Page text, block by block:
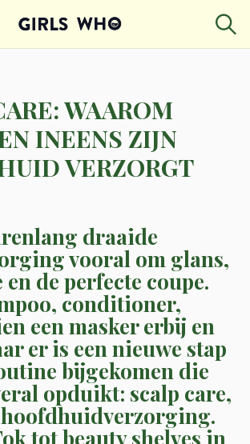
GIRLS WHO
WAAROM
INEENS ZIJN
VERZORGT
draaide
vooral om glans,
de perfecte coupe.
conditioner,
een masker erbij en
er is een nieuwe stap
bijgekomen die
opduikt: scalp care,
tot beauty shelves in